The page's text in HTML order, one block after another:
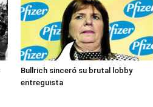
Bullrich sinceró su brutal lobby
entreguista